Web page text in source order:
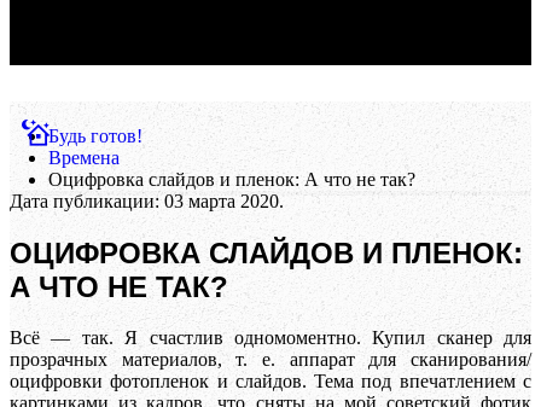
Будь готов!
Времена
Оцифровка слайдов и пленок: А что не так?
Дата публикации: 03 марта 2020.
ОЦИФРОВКА СЛАЙДОВ И ПЛЕНОК:
А ЧТО НЕ ТАК?
Всё — так. Я счастлив одномоментно. Купил сканер для
прозрачных материалов, т. е. аппарат для сканирования/
оцифровки фотопленок и слайдов. Тема под впечатлением с